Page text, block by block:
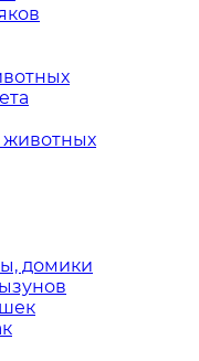
животных
домики